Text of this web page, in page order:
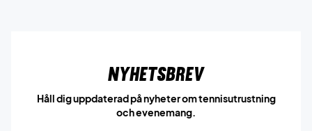
Nyhetsbrev
Håll dig uppdaterad på nyheter om tennisutrustning
och evenemang.